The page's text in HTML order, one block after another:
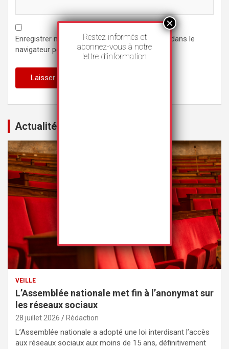
Enregistrer mon nom, mon e-mail et mon site dans le
navigateur pour mon prochain commentaire.
Actualités
VEILLE
L’Assemblée nationale met fin à l’anonymat sur
les réseaux sociaux
28 juillet 2026 Rédaction
L’Assemblée nationale a adopté une loi interdisant l’accès
aux réseaux sociaux aux moins de 15 ans, définitivement
Restez informés et
abonnez-vous à notre
lettre d’information